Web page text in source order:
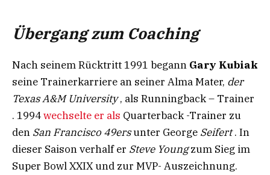
Übergang zum Coaching
Nach seinem Rücktritt 1991 begann Gary Kubiak
seine Trainerkarriere an seiner Alma Mater, der
Texas A&M University, als Runningback – Trainer
. 1994wechselte er als Quarterback -Trainer zu
den San Francisco 49ersunter George Seifert. In
dieser Saison verhalf er Steve Youngzum Sieg im
Super Bowl XXIX und zur MVP- Auszeichnung.